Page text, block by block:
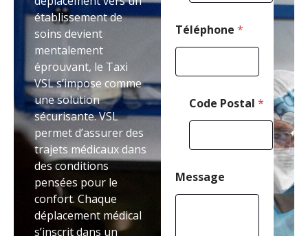
établissement de
soins devient
mentalement
éprouvant, le Taxi
VSL s’impose comme
une solution
sécurisante. VSL
permet d’assurer des
trajets médicaux dans
des conditions
pensées pour le
confort. Chaque
déplacement médical
s’inscrit dans un
Téléphone *
Code Postal *
Message